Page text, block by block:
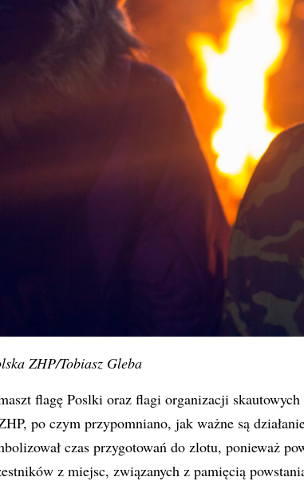
ZHP/Tobiasz Gleba
flagę Poslki oraz flagi organizacji
po czym przypomniano, jak ważne są
czas przygotowań do zlotu, ponieważ
z miejsc, związanych z pamięcią